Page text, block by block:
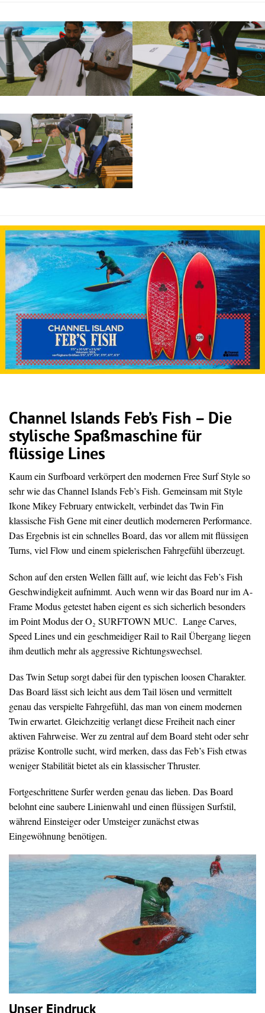
Channel Islands Feb’s Fish – Die
stylische Spaßmaschine für
flüssige Lines
Kaum ein Surfboard verkörpert den modernen Free Surf Style so
sehr wie das Channel Islands Feb’s Fish. Gemeinsam mit Style
Ikone Mikey February entwickelt, verbindet das Twin Fin
klassische Fish Gene mit einer deutlich moderneren Performance.
Das Ergebnis ist ein schnelles Board, das vor allem mit flüssigen
Turns, viel Flow und einem spielerischen Fahrgefühl überzeugt.
Schon auf den ersten Wellen fällt auf, wie leicht das Feb’s Fish
Geschwindigkeit aufnimmt. Auch wenn wir das Board nur im A-
Frame Modus getestet haben eigent es sich sicherlich besonders
im Point Modus der O₂ SURFTOWN MUC. Lange Carves,
Speed Lines und ein geschmeidiger Rail to Rail Übergang liegen
ihm deutlich mehr als aggressive Richtungswechsel.
Das Twin Setup sorgt dabei für den typischen loosen Charakter.
Das Board lässt sich leicht aus dem Tail lösen und vermittelt
genau das verspielte Fahrgefühl, das man von einem modernen
Twin erwartet. Gleichzeitig verlangt diese Freiheit nach einer
aktiven Fahrweise. Wer zu zentral auf dem Board steht oder sehr
präzise Kontrolle sucht, wird merken, dass das Feb’s Fish etwas
weniger Stabilität bietet als ein klassischer Thruster.
Fortgeschrittene Surfer werden genau das lieben. Das Board
belohnt eine saubere Linienwahl und einen flüssigen Surfstil,
während Einsteiger oder Umsteiger zunächst etwas
Eingewöhnung benötigen.